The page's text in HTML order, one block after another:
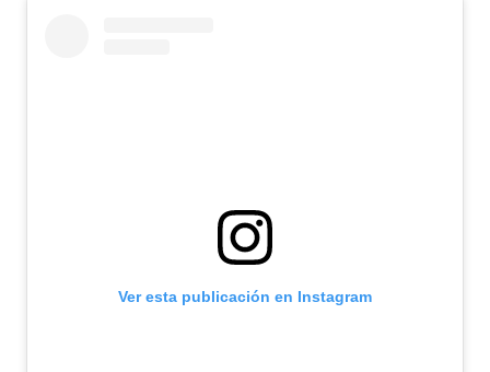
Ver esta publicación en Instagram